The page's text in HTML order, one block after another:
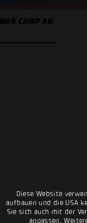
Diese Website
aufbauen und die USA
Sie sich auch mit der
anpassen.
CAMP AN